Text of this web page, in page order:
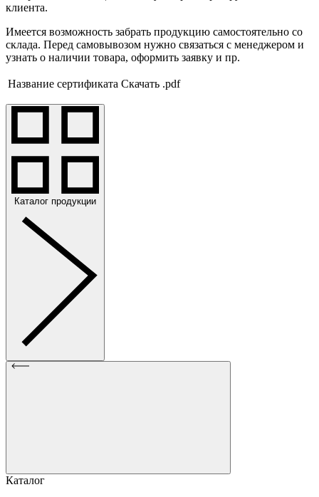
клиента.
Имеется возможность забрать продукцию самостоятельно со
склада. Перед самовывозом нужно связаться с менеджером и
узнать о наличии товара, оформить заявку и пр.
Название сертификата Скачать .pdf
Каталог продукции
Каталог